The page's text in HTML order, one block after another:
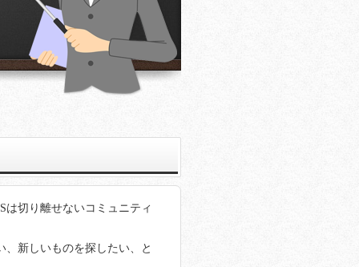
は切り離せないコミュニティ
、新しいものを探したい、と